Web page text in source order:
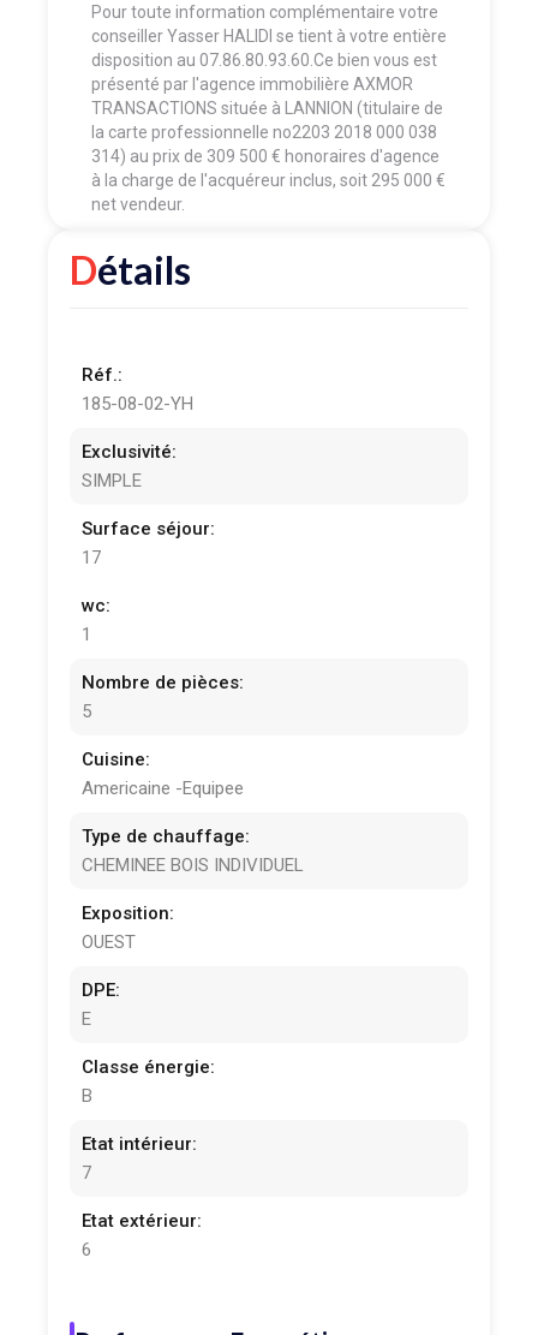
Pour toute information complémentaire votre
conseiller Yasser HALIDI se tient à votre entière
disposition au 07.86.80.93.60.Ce bien vous est
présenté par l'agence immobilière AXMOR
TRANSACTIONS située à LANNION (titulaire de
la carte professionnelle no2203 2018 000 038
314) au prix de 309 500 € honoraires d'agence
à la charge de l'acquéreur inclus, soit 295 000 €
net vendeur.
Détails
Réf.:
185-08-02-YH
Exclusivité:
SIMPLE
Surface séjour:
17
wc:
1
Nombre de pièces:
5
Cuisine:
Americaine -Equipee
Type de chauffage:
CHEMINEE BOIS INDIVIDUEL
Exposition:
OUEST
DPE:
E
Classe énergie:
B
Etat intérieur:
7
Etat extérieur:
6